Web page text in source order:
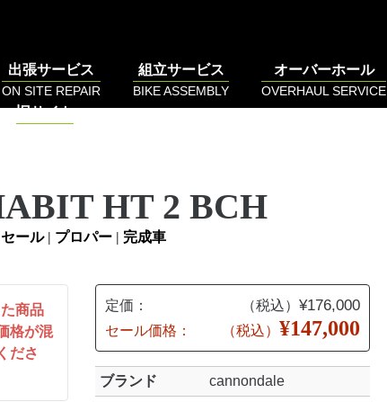
出張サービス
ON SITE REPAIR
組立サービス
BIKE ASSEMBLY
オーバーホール
OVERHAUL SERVICE
旧サイト
HT 2 BCH
セール| プロパー | 完成車
商品
格が混
ださ
定価： （税込） ¥176,000
セール価格： （税込） ¥147,000
ブランド
cannondale